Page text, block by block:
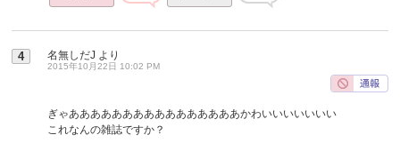
4 名無しだJ より
2015年10月22日 10:02 PM
ぎゃああああああああああああああああかわいいいいいいい
これなんの雑誌ですか？